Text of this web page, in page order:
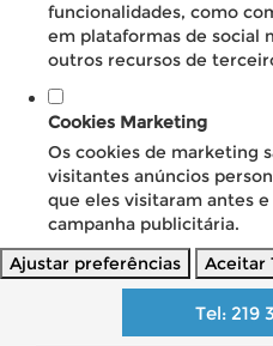
funcionalidades, como
em plataformas de social
outros recursos de
Cookies Marketing
Os cookies de marketing
visitantes anúncios
que eles visitaram antes
campanha publicitária.
Ajustar preferências
Aceitar
Tel: 219